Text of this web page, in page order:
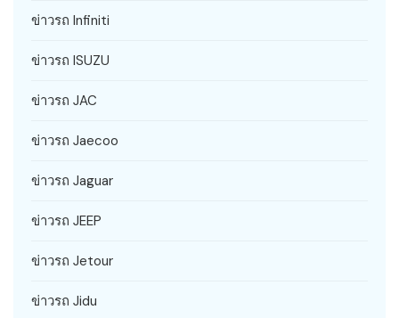
ข่าวรถ Infiniti
ข่าวรถ ISUZU
ข่าวรถ JAC
ข่าวรถ Jaecoo
ข่าวรถ Jaguar
ข่าวรถ JEEP
ข่าวรถ Jetour
ข่าวรถ Jidu